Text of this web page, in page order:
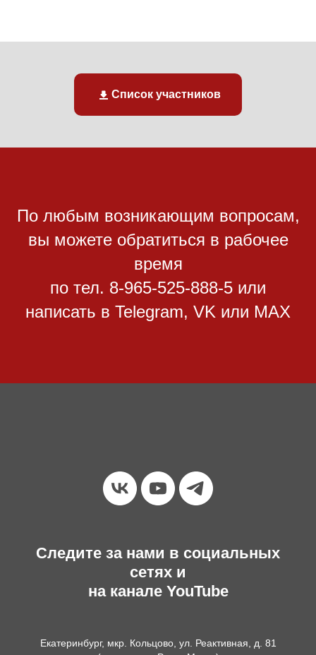
Список участников
По любым возникающим вопросам,
вы можете обратиться в рабочее
время
по тел. 8-965-525-888-5 или
написать в Telegram, VK или MAX
Следите за нами в социальных
сетях и
на канале YouTube
Екатеринбург, мкр. Кольцово, ул. Реактивная, д. 81